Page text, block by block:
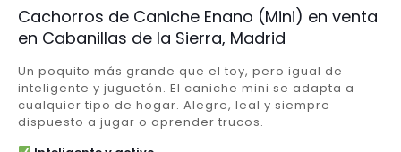
Cachorros de Caniche Enano (Mini) en venta
en Cabanillas de la Sierra, Madrid
Un poquito más grande que el toy, pero igual de
inteligente y juguetón. El caniche mini se adapta a
cualquier tipo de hogar. Alegre, leal y siempre
dispuesto a jugar o aprender trucos.